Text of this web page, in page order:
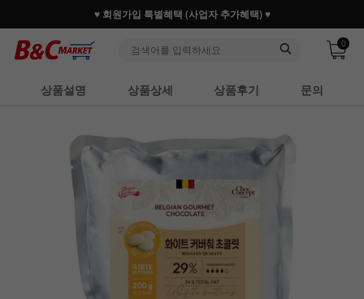
♥ 회원가입 특별혜택 (사업자 추가혜택) ♥
0
상품설명 상품상세 상품후기 문의